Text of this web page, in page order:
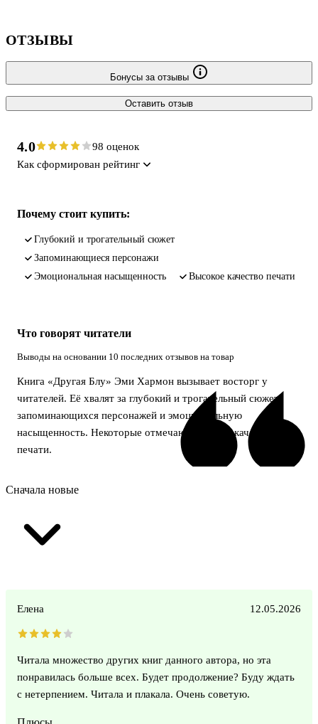
ОТЗЫВЫ
Бонусы за отзывы
Оставить отзыв
4.0
98 оценок
Как сформирован рейтинг
Почему стоит купить:
глубокий и трогательный сюжет
запоминающиеся персонажи
эмоциональная насыщенность
высокое качество печати
Что говорят читатели
Выводы на основании 10 последних отзывов на товар
Книга «Другая Блу» Эми Хармон вызывает восторг у
читателей. Её хвалят за глубокий и трогательный сюжет,
запоминающихся персонажей и эмоциональную
насыщенность. Некоторые отмечают высокое качество
печати.
Сначала новые
Елена 12.05.2026
Читала множество других книг данного автора, но эта
понравилась больше всех. Будет продолжение? Буду ждать
с нетерпением. Читала и плакала. Очень советую.